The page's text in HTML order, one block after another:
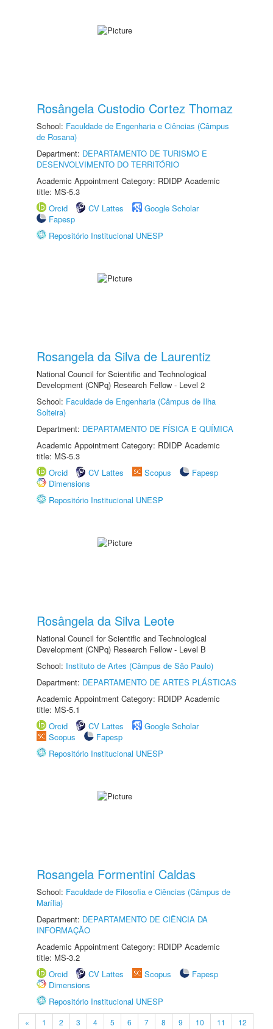
Rosângela Custodio Cortez Thomaz
School: Faculdade de Engenharia e Ciências (Câmpus
de Rosana)
Department: DEPARTAMENTO DE TURISMO E
DESENVOLVIMENTO DO TERRITÓRIO
Academic Appointment Category: RDIDP Academic
title: MS-5.3
Orcid
CV Lattes
Google Scholar
Fapesp
Repositório Institucional UNESP
Rosangela da Silva de Laurentiz
National Council for Scientific and Technological
Development (CNPq) Research Fellow - Level 2
School: Faculdade de Engenharia (Câmpus de Ilha
Solteira)
Department: DEPARTAMENTO DE FÍSICA E QUÍMICA
Academic Appointment Category: RDIDP Academic
title: MS-5.3
Orcid
CV Lattes Scopus
Fapesp
Dimensions
Repositório Institucional UNESP
Rosângela da Silva Leote
National Council for Scientific and Technological
Development (CNPq) Research Fellow - Level B
School: Instituto de Artes (Câmpus de São Paulo)
Department: DEPARTAMENTO DE ARTES PLÁSTICAS
Academic Appointment Category: RDIDP Academic
title: MS-5.1
Orcid
CV Lattes
Google Scholar
Scopus
Fapesp
Repositório Institucional UNESP
Rosangela Formentini Caldas
School: Faculdade de Filosofia e Ciências (Câmpus de
Marília)
Department: DEPARTAMENTO DE CIÊNCIA DA
INFORMAÇÃO
Academic Appointment Category: RDIDP Academic
title: MS-3.2
Orcid
CV Lattes Scopus
Fapesp
Dimensions
Repositório Institucional UNESP
« 1 2 3 4 5 6 7 8 9 10 11
12